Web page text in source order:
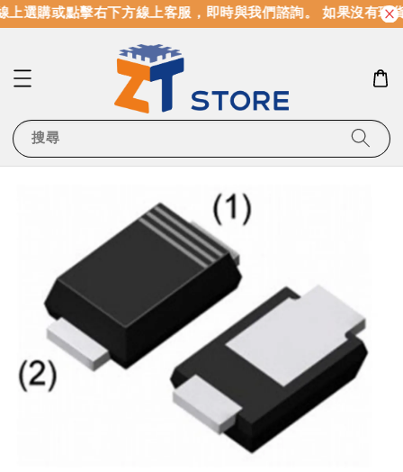
選購或點擊右下方線上客服，即時與我們諮詢。 如果沒有現
搜尋